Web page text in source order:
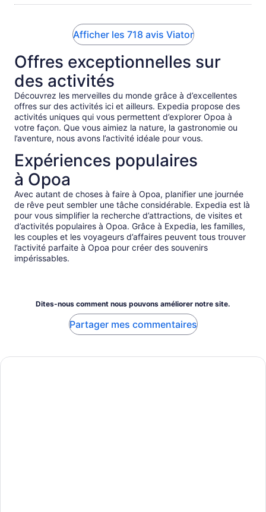
Afficher les 718 avis Viator
Offres exceptionnelles sur
des activités
Découvrez les merveilles du monde grâce à d’excellentes
offres sur des activités ici et ailleurs. Expedia propose des
activités uniques qui vous permettent d’explorer Opoa à
votre façon. Que vous aimiez la nature, la gastronomie ou
l’aventure, nous avons l’activité idéale pour vous.
Expériences populaires
à Opoa
Avec autant de choses à faire à Opoa, planifier une journée
de rêve peut sembler une tâche considérable. Expedia est là
pour vous simplifier la recherche d’attractions, de visites et
d’activités populaires à Opoa. Grâce à Expedia, les familles,
les couples et les voyageurs d’affaires peuvent tous trouver
l’activité parfaite à Opoa pour créer des souvenirs
impérissables.
Dites-nous comment nous pouvons améliorer notre site.
Partager mes commentaires